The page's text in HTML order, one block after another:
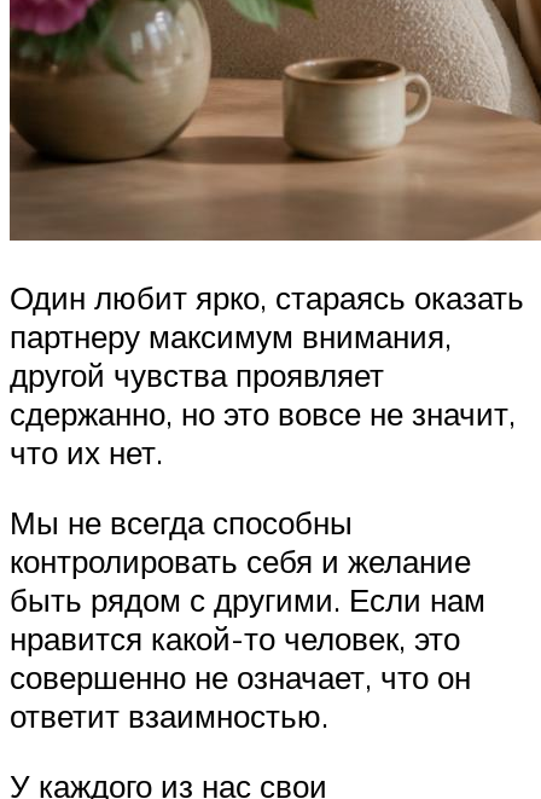
Один любит ярко, стараясь оказать
партнеру максимум внимания,
другой чувства проявляет
сдержанно, но это вовсе не значит,
что их нет.
Мы не всегда способны
контролировать себя и желание
быть рядом с другими. Если нам
нравится какой-то человек, это
совершенно не означает, что он
ответит взаимностью.
У каждого из нас свои